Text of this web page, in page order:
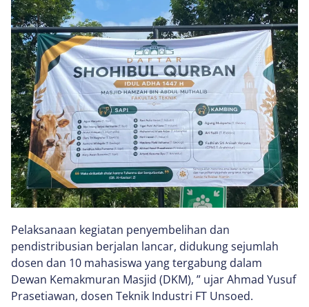
Pelaksanaan kegiatan penyembelihan dan
pendistribusian berjalan lancar, didukung sejumlah
dosen dan 10 mahasiswa yang tergabung dalam
Dewan Kemakmuran Masjid (DKM), ” ujar Ahmad Yusuf
Prasetiawan, dosen Teknik Industri FT Unsoed.